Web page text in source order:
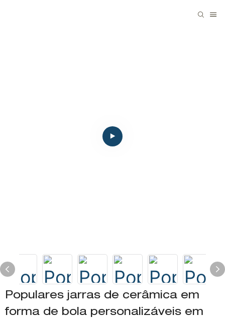
Populares jarras de cerâmica em
forma de bola personalizáveis ​​em